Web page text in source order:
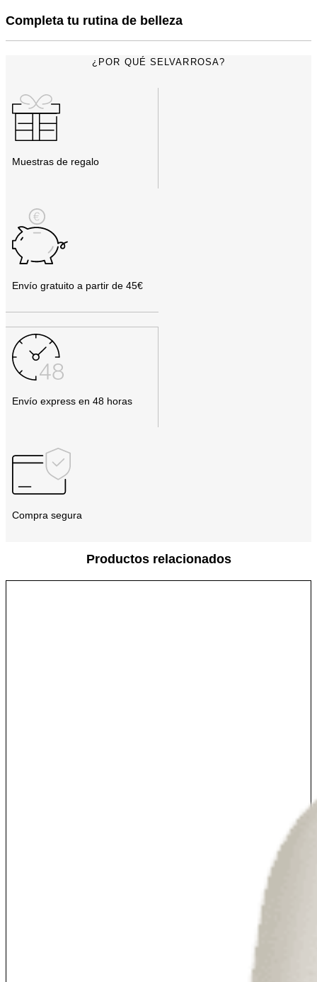
Completa tu rutina de belleza
¿POR QUÉ SELVARROSA?
Muestras de regalo
Envío gratuito a partir de 45€
Envío express en 48 horas
Compra segura
Productos relacionados